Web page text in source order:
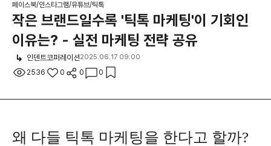
페이스북/인스타그램/유튜브/틱톡
작은 브랜드일수록 '틱톡 마케팅'이 기회인
이유는? - 실전 마케팅 전략 공유
인덴트코퍼레이션2025.06.17 09:00
2536 0 0 0
왜 다들 틱톡 마케팅을 한다고 할까?